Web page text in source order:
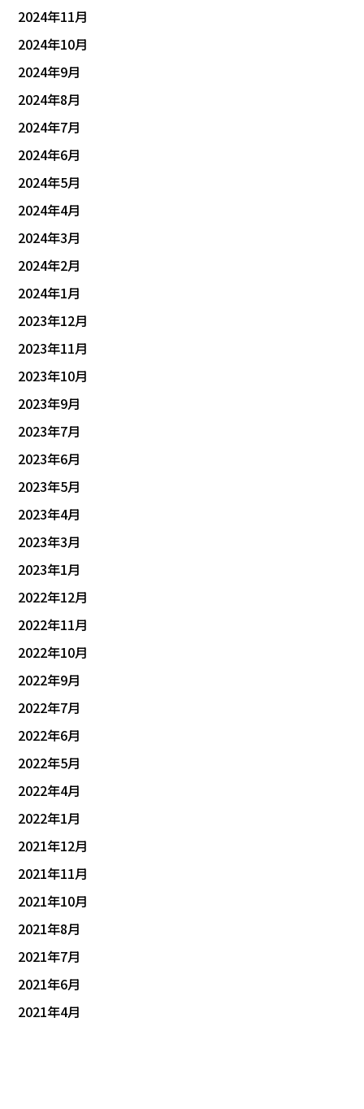
2024年11月
2024年10月
2024年9月
2024年8月
2024年7月
2024年6月
2024年5月
2024年4月
2024年3月
2024年2月
2024年1月
2023年12月
2023年11月
2023年10月
2023年9月
2023年7月
2023年6月
2023年5月
2023年4月
2023年3月
2023年1月
2022年12月
2022年11月
2022年10月
2022年9月
2022年7月
2022年6月
2022年5月
2022年4月
2022年1月
2021年12月
2021年11月
2021年10月
2021年8月
2021年7月
2021年6月
2021年4月